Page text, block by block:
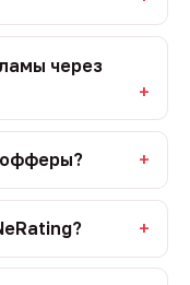
через
офферы?